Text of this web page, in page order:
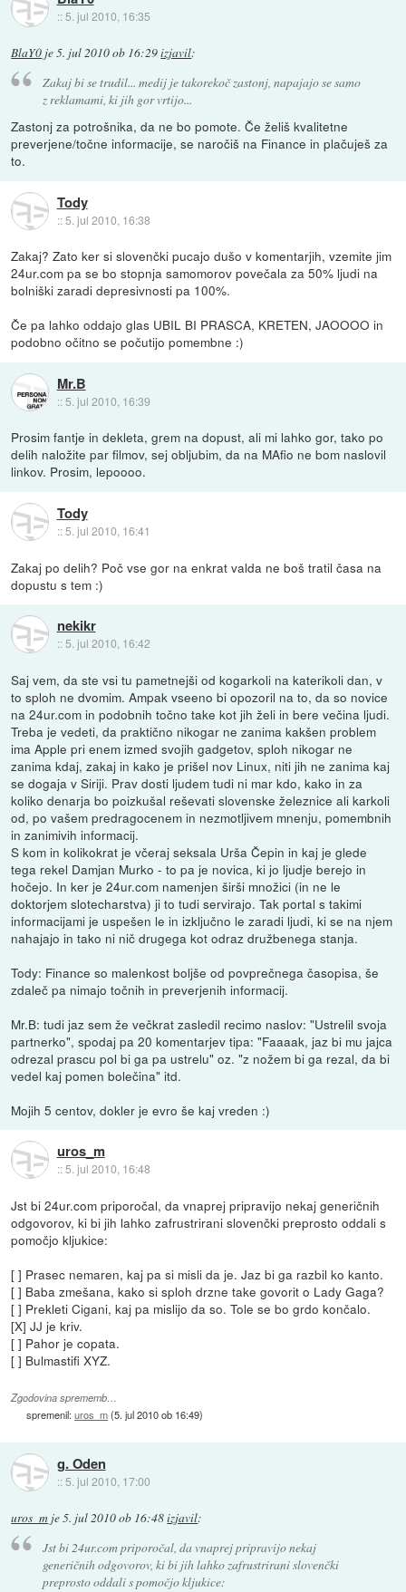
:: 5. jul 2010, 16:35
BlaY0 je5. jul 2010 ob 16:29izjavil:
Zakaj bi se trudil... medij je takorekoč zastonj, napajajo se samo
z reklamami, ki jih gor vrtijo...
Zastonj za potrošnika, da ne bo pomote. Če želiš kvalitetne
preverjene/točne informacije, se naročiš na Finance in plačuješ za
to.
Tody
::5. jul 2010, 16:38
Zakaj? Zato ker si slovenčki pucajo dušo v komentarjih, vzemite jim
24ur.com pa se bo stopnja samomorov povečala za 50% ljudi na
bolniški zaradi depresivnosti pa 100%.
Če pa lahko oddajo glas UBIL BI PRASCA, KRETEN, JAOOOO in
podobno očitno se počutijo pomembne :)
Mr.B
:: 5. jul 2010, 16:39
Prosim fantje in dekleta, grem na dopust, ali mi lahko gor, tako po
delih naložite par filmov, sej obljubim, da na MAfio ne bom naslovil
linkov. Prosim, lepoooo.
Tody
::5. jul 2010, 16:41
Zakaj po delih? Poč vse gor na enkrat valda ne boš tratil časa na
dopustu s tem :)
nekikr
:: 5. jul 2010, 16:42
Saj vem, da ste vsi tu pametnejši od kogarkoli na katerikoli dan, v
to sploh ne dvomim. Ampak vseeno bi opozoril na to, da so novice
na 24ur.com in podobnih točno take kot jih želi in bere večina ljudi.
Treba je vedeti, da praktično nikogar ne zanima kakšen problem
ima Apple pri enem izmed svojih gadgetov, sploh nikogar ne
zanima kdaj, zakaj in kako je prišel nov Linux, niti jih ne zanima kaj
se dogaja v Siriji. Prav dosti ljudem tudi ni mar kdo, kako in za
koliko denarja bo poizkušal reševati slovenske železnice ali karkoli
od, po vašem predragocenem in nezmotljivem mnenju, pomembnih
in zanimivih informacij.
S kom in kolikokrat je včeraj seksala Urša Čepin in kaj je glede
tega rekel Damjan Murko - to pa je novica, ki jo ljudje berejo in
hočejo. In ker je 24ur.com namenjen širši množici (in ne le
doktorjem slotecharstva) ji to tudi servirajo. Tak portal s takimi
informacijami je uspešen le in izključno le zaradi ljudi, ki se na njem
nahajajo in tako ni nič drugega kot odraz družbenega stanja.
Tody: Finance so malenkost boljše od povprečnega časopisa, še
zdaleč pa nimajo točnih in preverjenih informacij.
Mr.B: tudi jaz sem že večkrat zasledil recimo naslov: "Ustrelil svoja
partnerko", spodaj pa 20 komentarjev tipa: "Faaaak, jaz bi mu jajca
odrezal prascu pol bi ga pa ustrelu" oz. "z nožem bi ga rezal, da bi
vedel kaj pomen bolečina" itd.
Mojih 5 centov, dokler je evro še kaj vreden :)
uros_m
::5. jul 2010, 16:48
Jst bi 24ur.com priporočal, da vnaprej pripravijo nekaj generičnih
odgovorov, ki bi jih lahko zafrustrirani slovenčki preprosto oddali s
pomočjo kljukice:
[ ] Prasec nemaren, kaj pa si misli da je. Jaz bi ga razbil ko kanto.
[ ] Baba zmešana, kako si sploh drzne take govorit o Lady Gaga?
[ ] Prekleti Cigani, kaj pa mislijo da so. Tole se bo grdo končalo.
[X] JJ je kriv.
[ ] Pahor je copata.
[ ] Bulmastifi XYZ.
Zgodovina sprememb…
spremenil:uros_m(5. jul 2010 ob 16:49)
g. Oden
:: 5. jul 2010, 17:00
uros_m je5. jul 2010 ob 16:48izjavil:
Jst bi 24ur.com priporočal, da vnaprej pripravijo nekaj
generičnih odgovorov, ki bi jih lahko zafrustrirani slovenčki
preprosto oddali s pomočjo kljukice: